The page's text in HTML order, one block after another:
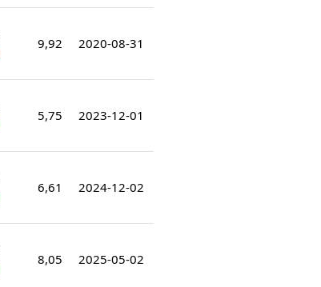
9,92 2020-08-31
5,75 2023-12-01
6,61 2024-12-02
8,05 2025-05-02